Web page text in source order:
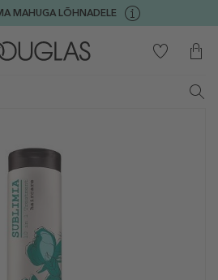
MAHUGA LÕHNADELE